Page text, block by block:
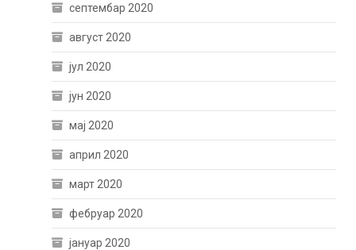
септембар 2020
август 2020
јул 2020
јун 2020
мај 2020
април 2020
март 2020
фебруар 2020
јануар 2020